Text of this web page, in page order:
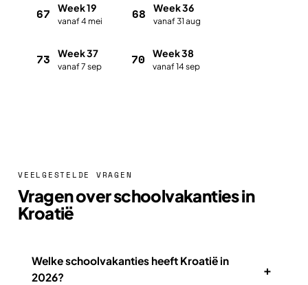
67 Week 19
vanaf 4 mei 68 Week 36
vanaf 31 aug
73 Week 37
vanaf 7 sep 70 Week 38
vanaf 14 sep
VEELGESTELDE VRAGEN
Vragen over schoolvakanties in
Kroatië
Welke schoolvakanties heeft Kroatië in
2026?
+